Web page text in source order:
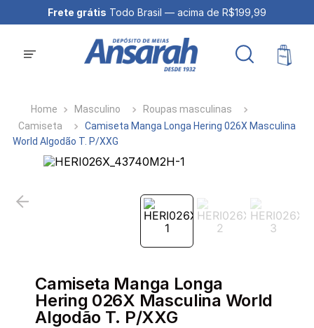
Frete grátis Todo Brasil — acima de R$199,99
Masculino
Roupas masculinas
Camiseta
Camiseta Manga Longa Hering 026X Masculina
World Algodão T. P/XXG
Camiseta Manga Longa
Hering 026X Masculina World
Algodão T. P/XXG